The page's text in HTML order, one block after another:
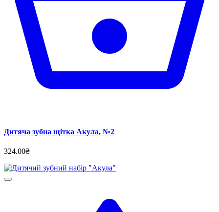
Дитяча зубна щітка Акула, №2
324.00₴